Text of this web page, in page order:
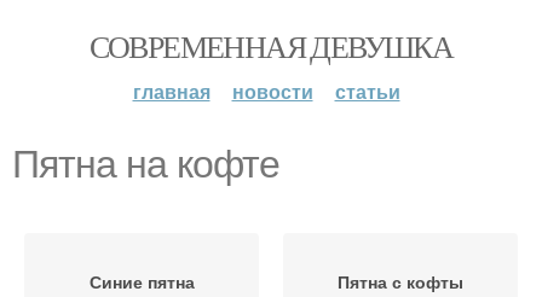
СОВРЕМЕННАЯ ДЕВУШКА
главная новости статьи
Пятна на кофте
Синие пятна Пятна с кофты